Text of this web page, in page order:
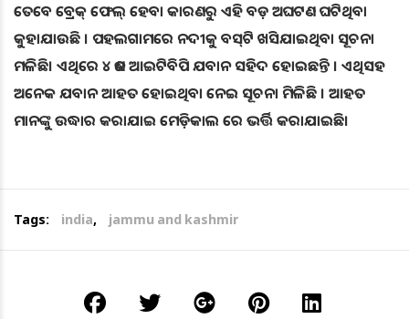
ତେବେ ବ୍ରେକ୍ ଫେଲ୍ ହେବା କାରଣରୁ ଏହି ବଡ଼ ଅଘଟଣ ଘଟିଥିବା
କୁହାଯାଉଛି । ପହଲଗାମରେ ନଦୀକୁ ବସ୍‌ଟି ଖସିଯାଇଥିବା ସୂଚନା
ମଳିଛି। ଏଥିରେ ୪ ଜଣ ଆଇଟିବିପି ଯବାନ ସହିଦ ହୋଇଛନ୍ତି । ଏଥିସହ
ଅନେକ ଯବାନ ଆହତ ହୋଇଥିବା ନେଇ ସୂଚନା ମିଳିଛି । ଆହତ
ମାନଙ୍କୁ ଉଦ୍ଧାର କରାଯାଇ ମେଡ଼ିକାଲ ରେ ଭର୍ତ୍ତି କରାଯାଇଛି।
Tags: india, jammu and kashmir